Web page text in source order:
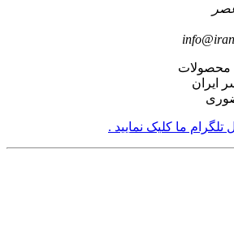
محصولات
ایران
تلگرام ما کلیک نمایید .